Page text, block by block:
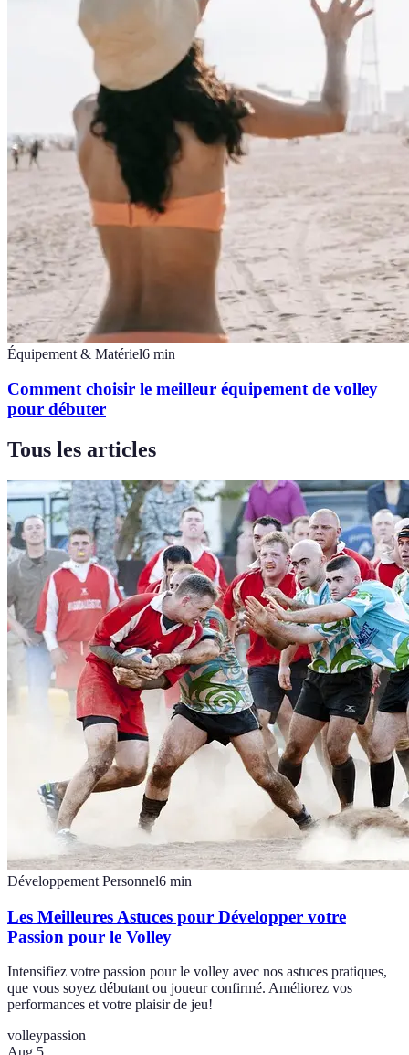
Équipement & Matériel6 min
Comment choisir le meilleur équipement de volley
pour débuter
Tous les articles
Développement Personnel6 min
Les Meilleures Astuces pour Développer votre
Passion pour le Volley
Intensifiez votre passion pour le volley avec nos astuces pratiques,
que vous soyez débutant ou joueur confirmé. Améliorez vos
performances et votre plaisir de jeu!
volleypassion